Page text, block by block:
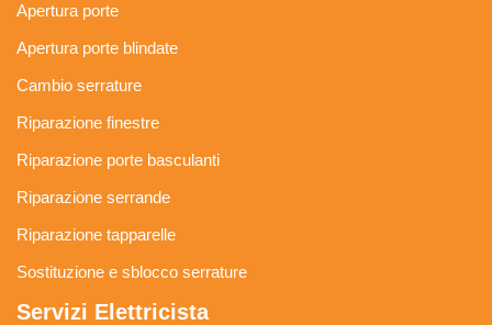
Apertura porte
Apertura porte blindate
Cambio serrature
Riparazione finestre
Riparazione porte basculanti
Riparazione serrande
Riparazione tapparelle
Sostituzione e sblocco serrature
Servizi Elettricista